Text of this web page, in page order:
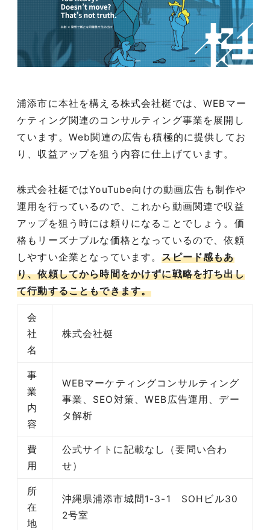
浦添市に本社を構える株式会社梃では、WEBマー
ケティング関連のコンサルティング事業を展開し
ています。Web関連の広告も積極的に提供してお
り、収益アップを狙う内容に仕上げています。
株式会社梃ではYouTube向けの動画広告も制作や
運用を行っているので、これから動画関連で収益
アップを狙う時には頼りになることでしょう。価
格もリーズナブルな価格となっているので、依頼
しやすい企業となっています。スピード感もあ
り、依頼してから時間をかけずに戦略を打ち出し
て行動することもできます。
会
社
名
株式会社梃
事
業
内
容
WEBマーケティングコンサルティング
事業、SEO対策、WEB広告運用、デー
タ解析
費
用
公式サイトに記載なし（要問い合わ
せ）
所
在
地
沖縄県浦添市城間1-3-1 SOHビル30
2号室